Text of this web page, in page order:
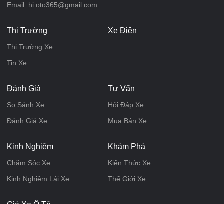
Email: hi.oto365@gmail.com
Thị Trường
Thị Trường Xe
Tin Xe
Xe Điện
Đánh Giá
So Sánh Xe
Đánh Giá Xe
Tư Vấn
Hỏi Đáp Xe
Mua Bán Xe
Kinh Nghiệm
Chăm Sóc Xe
Kinh Nghiệm Lái Xe
Khám Phá
Kiến Thức Xe
Thế Giới Xe